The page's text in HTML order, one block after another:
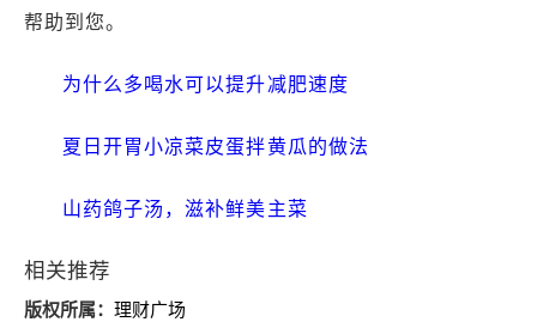
帮助到您。
为什么多喝水可以提升减肥速度
夏日开胃小凉菜皮蛋拌黄瓜的做法
山药鸽子汤，滋补鲜美主菜
相关推荐
版权所属： 理财广场